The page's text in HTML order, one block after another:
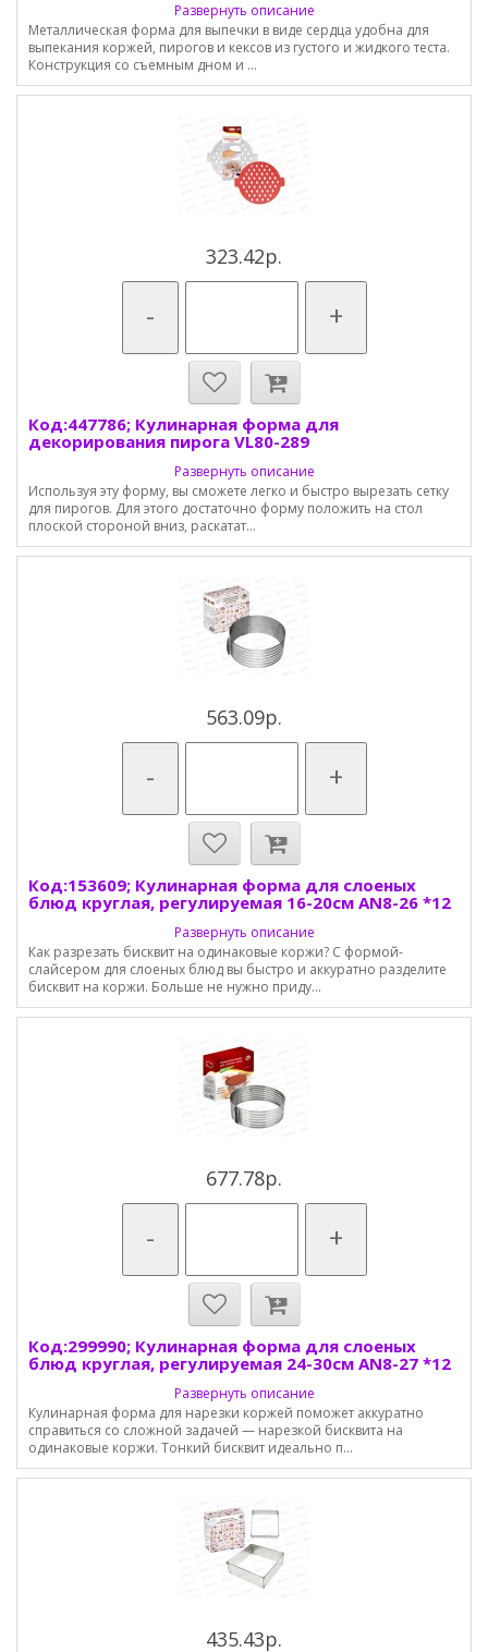
Развернуть описание
Металлическая форма для выпечки в виде сердца удобна для
выпекания коржей, пирогов и кексов из густого и жидкого теста.
Конструкция со съемным дном и ...
323.42р.
- +
Код:447786; Кулинарная форма для
декорирования пирога VL80-289
Развернуть описание
Используя эту форму, вы сможете легко и быстро вырезать сетку
для пирогов. Для этого достаточно форму положить на стол
плоской стороной вниз, раскатат...
563.09р.
- +
Код:153609; Кулинарная форма для слоеных
блюд круглая, регулируемая 16-20см AN8-26 *12
Развернуть описание
Как разрезать бисквит на одинаковые коржи? С формой-
слайсером для слоеных блюд вы быстро и аккуратно разделите
бисквит на коржи. Больше не нужно приду...
677.78р.
- +
Код:299990; Кулинарная форма для слоеных
блюд круглая, регулируемая 24-30см AN8-27 *12
Развернуть описание
Кулинарная форма для нарезки коржей поможет аккуратно
справиться со сложной задачей — нарезкой бисквита на
одинаковые коржи. Тонкий бисквит идеально п...
435.43р.